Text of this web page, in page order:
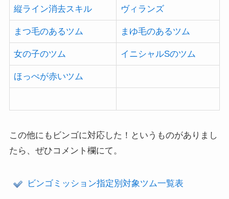
縦ライン消去スキル ヴィランズ
まつ毛のあるツム まゆ毛のあるツム
女の子のツム イニシャルSのツム
ほっぺが赤いツム
この他にもビンゴに対応した！というものがありまし
たら、ぜひコメント欄にて。
ビンゴミッション指定別対象ツム一覧表